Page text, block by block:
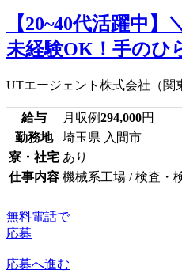
【20~40代活躍中
未経験OK！手のひ
UTエージェント株式会社（関
給与 月収例294,000円
勤務地
埼玉県 入間市
寮・社宅 あり
仕事内容 機械系工場 / 検査・
無料電話で
応募
応募へ進む